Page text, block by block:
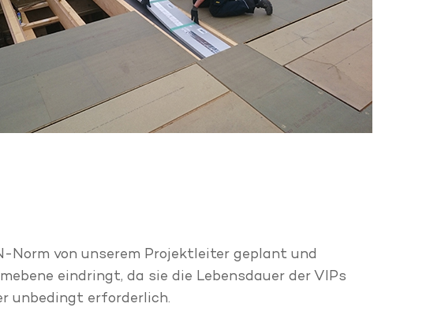
von unserem Projektleiter geplant und
eindringt, da sie die Lebensdauer der VIPs
unbedingt erforderlich.